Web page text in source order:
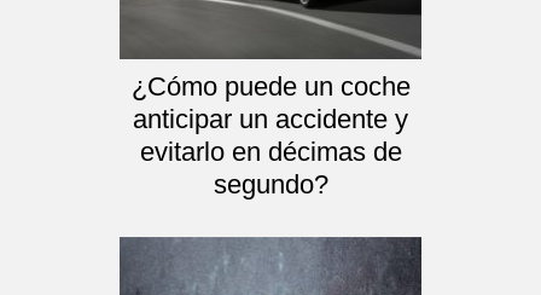
¿Cómo puede un coche
anticipar un accidente y
evitarlo en décimas de
segundo?